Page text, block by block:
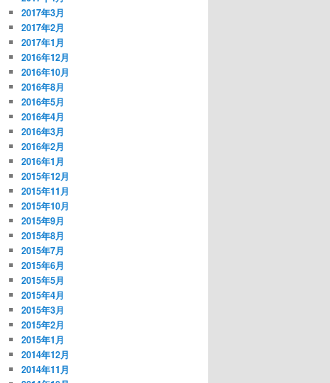
2017年3月
2017年2月
2017年1月
2016年12月
2016年10月
2016年8月
2016年5月
2016年4月
2016年3月
2016年2月
2016年1月
2015年12月
2015年11月
2015年10月
2015年9月
2015年8月
2015年7月
2015年6月
2015年5月
2015年4月
2015年3月
2015年2月
2015年1月
2014年12月
2014年11月